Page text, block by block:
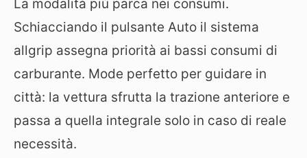
La modalità più parca nei consumi.
Schiacciando il pulsante Auto il sistema
allgrip assegna priorità ai bassi consumi di
carburante. Mode perfetto per guidare in
città: la vettura sfrutta la trazione anteriore e
passa a quella integrale solo in caso di reale
necessità.